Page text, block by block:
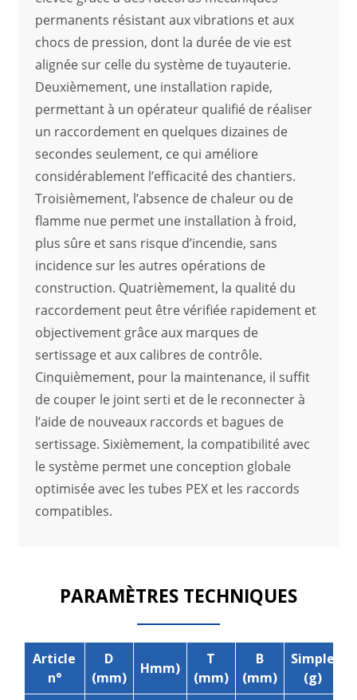
permanents résistant aux vibrations et aux
chocs de pression, dont la durée de vie est
alignée sur celle du système de tuyauterie.
Deuxièmement, une installation rapide,
permettant à un opérateur qualifié de réaliser
un raccordement en quelques dizaines de
secondes seulement, ce qui améliore
considérablement l’efficacité des chantiers.
Troisièmement, l’absence de chaleur ou de
flamme nue permet une installation à froid,
plus sûre et sans risque d’incendie, sans
incidence sur les autres opérations de
construction. Quatrièmement, la qualité du
raccordement peut être vérifiée rapidement et
objectivement grâce aux marques de
sertissage et aux calibres de contrôle.
Cinquièmement, pour la maintenance, il suffit
de couper le joint serti et de le reconnecter à
l’aide de nouveaux raccords et bagues de
sertissage. Sixièmement, la compatibilité avec
le système permet une conception globale
optimisée avec les tubes PEX et les raccords
compatibles.
PARAMÈTRES TECHNIQUES
Article
n°
D
(mm)
Hmm)
T
(mm)
B
(mm)
Simple
(g)